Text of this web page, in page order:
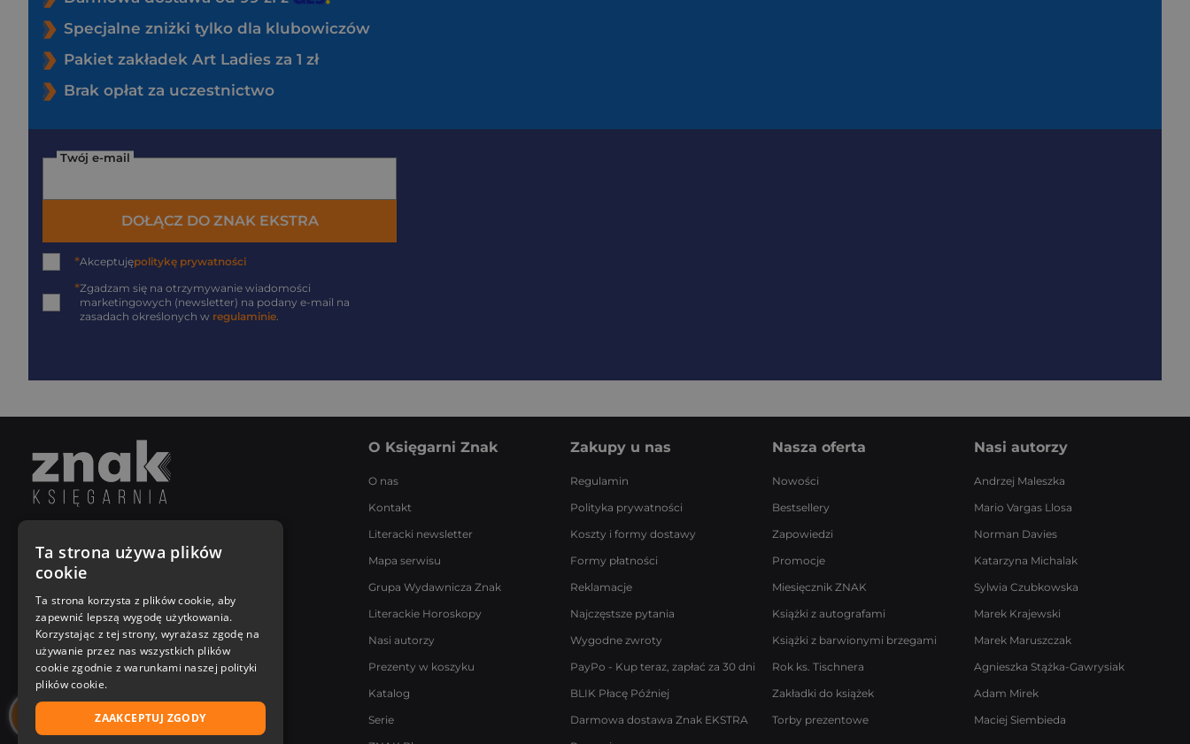
Specjalne zniżki tylko dla klubowiczów
Pakiet zakładek Art Ladies za 1 zł
Brak opłat za uczestnictwo
Twój e-mail
DOŁĄCZ DO ZNAK EKSTRA
*Akceptujępolitykę prywatności
*Zgadzam się na otrzymywanie wiadomości
marketingowych (newsletter) na podany e-mail na
zasadach określonych w regulaminie.
Poniedziałek - Piątek
8:00 - 18:00
[email protected]
Bądź z nami na bieżąco
O Księgarni Znak
O nas
Kontakt
Literacki newsletter
Mapa serwisu
Grupa Wydawnicza Znak
Literackie Horoskopy
Nasi autorzy
Prezenty w koszyku
Katalog
Serie
Zakupy u nas
Regulamin
Polityka prywatności
Koszty i formy dostawy
Formy płatności
Reklamacje
Najczęstsze pytania
Wygodne zwroty
PayPo - Kup teraz, zapłać za 30 dni
BLIK Płacę Później
Darmowa dostawa Znak EKSTRA
Nasza oferta
Nowości
Bestsellery
Zapowiedzi
Promocje
Miesięcznik ZNAK
Książki z autografami
Książki z barwionymi brzegami
Rok ks. Tischnera
Zakładki do książek
Torby prezentowe
Nasi autorzy
Andrzej Maleszka
Mario Vargas Llosa
Norman Davies
Katarzyna Michalak
Sylwia Czubkowska
Marek Krajewski
Marek Maruszczak
Agnieszka Stążka-Gawrysiak
Adam Mirek
Maciej Siembieda
Ta strona używa plików
cookie
Ta strona korzysta z plików cookie, aby
zapewnić lepszą wygodę użytkowania.
Korzystając z tej strony, wyrażasz zgodę na
używanie przez nas wszystkich plików
cookie zgodnie z warunkami naszej polityki
plików cookie.
ZAAKCEPTUJ ZGODY